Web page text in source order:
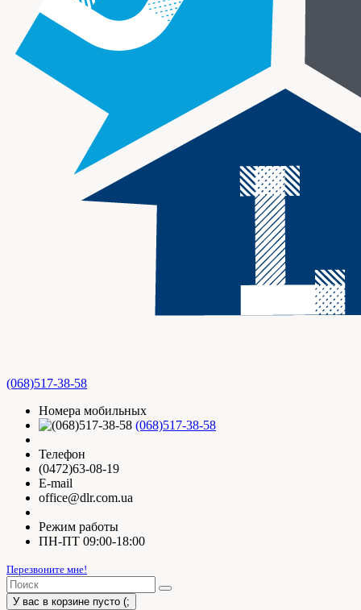
(068)517-38-58
Номера мобильных
(068)517-38-58
Телефон
(0472)63-08-19
E-mail
office@dlr.com.ua
Режим работы
ПН-ПТ 09:00-18:00
Перезвоните мне!
У вас в корзине пусто (;